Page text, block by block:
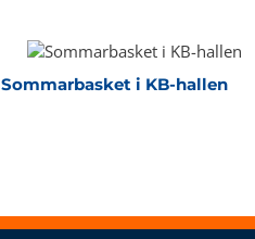
Sommarbasket i KB-hallen